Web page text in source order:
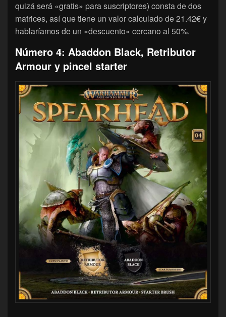
quizá será «gratis» para suscriptores) consta de dos
matrices, así que tiene un valor calculado de 21.42€ y
hablaríamos de un «descuento» cercano al 50%.
Número 4: Abaddon Black, Retributor
Armour y pincel starter